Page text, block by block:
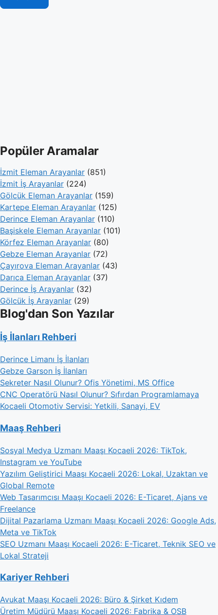
Popüler Aramalar
İzmit Eleman Arayanlar (851)
İzmit İş Arayanlar (224)
Gölcük Eleman Arayanlar (159)
Kartepe Eleman Arayanlar (125)
Derince Eleman Arayanlar (110)
Başiskele Eleman Arayanlar (101)
Körfez Eleman Arayanlar (80)
Gebze Eleman Arayanlar (72)
Çayırova Eleman Arayanlar (43)
Darıca Eleman Arayanlar (37)
Derince İş Arayanlar (32)
Gölcük İş Arayanlar (29)
Blog'dan Son Yazılar
İş İlanları Rehberi
Derince Limanı İş İlanları
Gebze Garson İş İlanları
Sekreter Nasıl Olunur? Ofis Yönetimi, MS Office
CNC Operatörü Nasıl Olunur? Sıfırdan Programlamaya
Kocaeli Otomotiv Servisi: Yetkili, Sanayi, EV
Maaş Rehberi
Sosyal Medya Uzmanı Maaşı Kocaeli 2026: TikTok,
Instagram ve YouTube
Yazılım Geliştirici Maaşı Kocaeli 2026: Lokal, Uzaktan ve
Global Remote
Web Tasarımcısı Maaşı Kocaeli 2026: E-Ticaret, Ajans ve
Freelance
Dijital Pazarlama Uzmanı Maaşı Kocaeli 2026: Google Ads,
Meta ve TikTok
SEO Uzmanı Maaşı Kocaeli 2026: E-Ticaret, Teknik SEO ve
Lokal Strateji
Kariyer Rehberi
Avukat Maaşı Kocaeli 2026: Büro & Şirket Kıdem
Üretim Müdürü Maaşı Kocaeli 2026: Fabrika & OSB